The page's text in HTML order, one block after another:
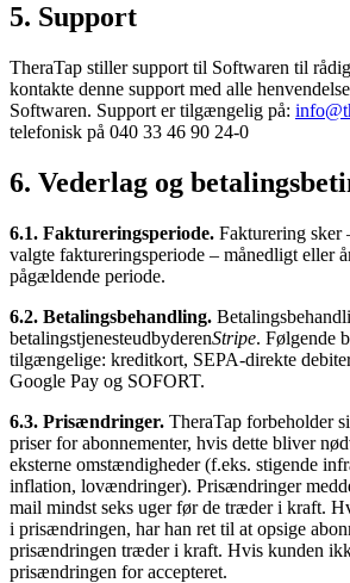
5. Support
TheraTap stiller support til Softwaren til
kontakte denne support med alle
Softwaren. Support er tilgængelig på:
telefonisk på 040 33 46 90 24-0
6. Vederlag og
6.1. Faktureringsperiode. Fakturering sker
valgte faktureringsperiode – månedligt eller
pågældende periode.
6.2. Betalingsbehandling.
betalingstjenesteudbyderenStripe. Følgende
tilgængelige: kreditkort, SEPA-direkte
Google Pay og SOFORT.
6.3. Prisændringer. TheraTap forbeholder
priser for abonnementer, hvis dette bliver
eksterne omstændigheder (f.eks. stigende
inflation, lovændringer). Prisændringer
mail mindst seks uger før de træder i kraft.
i prisændringen, har han ret til at opsige
prisændringen træder i kraft. Hvis kunden
prisændringen for accepteret.